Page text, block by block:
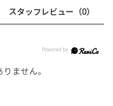
スタッフレビュー （0）
ません。